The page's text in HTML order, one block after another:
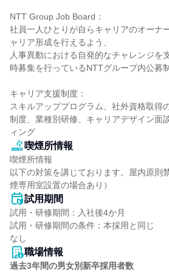
NTT Group Job Board：
社員一人ひとりが自らキャリアのオーナ
ャリア形成を行えるよう、
人事異動における自発的なチャレンジを
時募集を行っているNTTグループ内公募
キャリア支援制度：
スキルアッププログラム、社外資格取得
制度、業種別研修、キャリアデザイン面
ィング
喫煙所情報
喫煙所情報
以下の対策を講じております。屋内原則
煙専用室設置の場合あり）
試用期間
試用・研修期間：入社後4か月
試用・研修期間の条件：本採用と同じ
職場情報
過去3年間の男女別新卒採用者数